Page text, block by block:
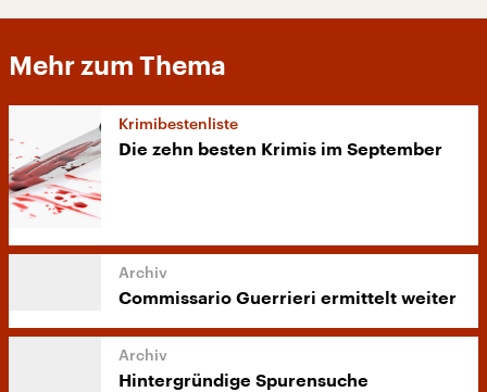
Mehr zum Thema
Krimibestenliste
Die zehn besten Krimis im September
Commissario Guerrieri ermittelt weiter
Hintergründige Spurensuche